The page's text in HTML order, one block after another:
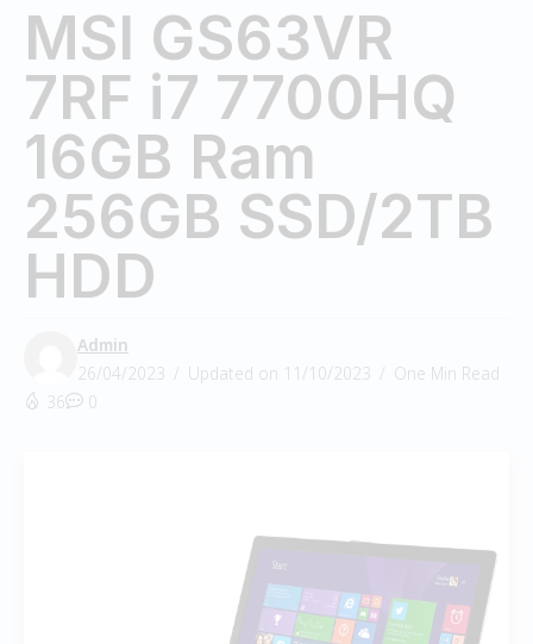
MSI GS63VR
7RF i7 7700HQ
16GB Ram
256GB SSD/2TB
HDD
Admin
26/04/2023
Updated on 11/10/2023
One Min Read
36
0